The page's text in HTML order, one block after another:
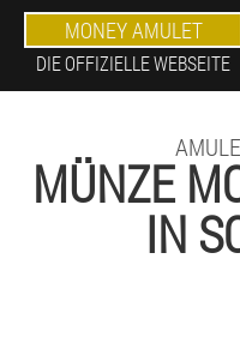
MONEY AMULET
DIE OFFIZIELLE WEBSEITE
MÜNZE
IN